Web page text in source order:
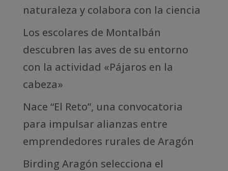
naturaleza y colabora con la ciencia
Los escolares de Montalbán
descubren las aves de su entorno
con la actividad «Pájaros en la
cabeza»
Nace “El Reto”, una convocatoria
para impulsar alianzas entre
emprendedores rurales de Aragón
Birding Aragón selecciona el